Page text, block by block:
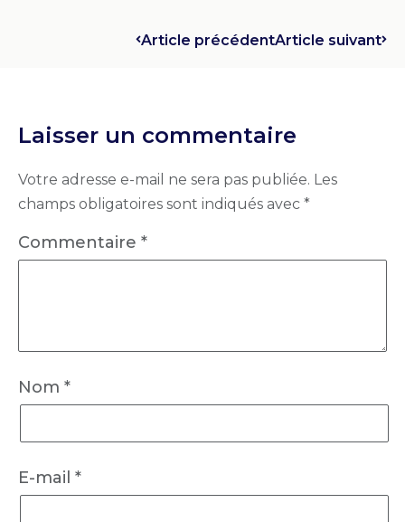
Article précédentArticle suivant
Laisser un commentaire
Votre adresse e-mail ne sera pas publiée. Les
champs obligatoires sont indiqués avec *
Commentaire *
Nom *
E-mail *